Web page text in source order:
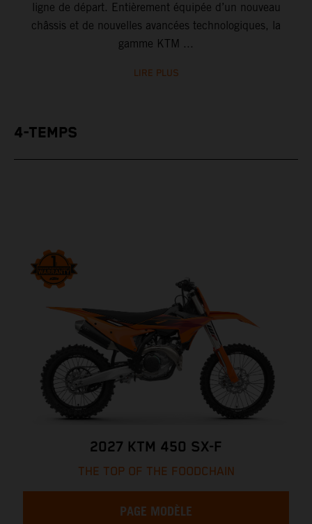
ligne de départ. Entièrement équipée d’un nouveau
châssis et de nouvelles avancées technologiques, la
gamme KTM ...
LIRE PLUS
4-TEMPS
2027 KTM 450 SX-F
THE TOP OF THE FOODCHAIN
PAGE MODÈLE